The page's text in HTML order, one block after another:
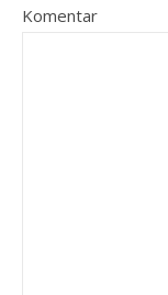
Komentar